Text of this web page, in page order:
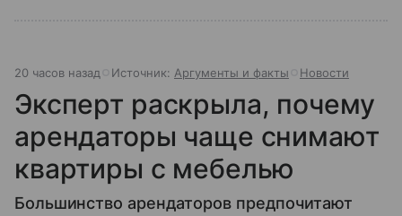
20 часов назад Источник: Аргументы и факты Новости
Эксперт раскрыла, почему
арендаторы чаще снимают
квартиры с мебелью
Большинство арендаторов предпочитают